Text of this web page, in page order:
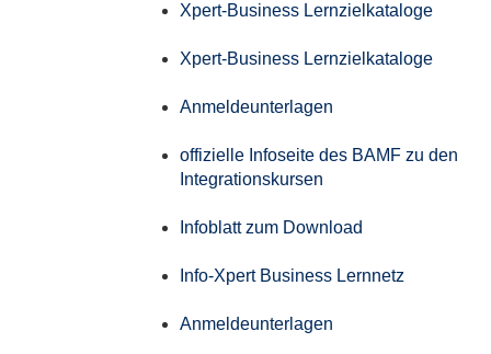
Xpert-Business Lernzielkataloge
Xpert-Business Lernzielkataloge
Anmeldeunterlagen
offizielle Infoseite des BAMF zu den
Integrationskursen
Infoblatt zum Download
Info-Xpert Business Lernnetz
Anmeldeunterlagen